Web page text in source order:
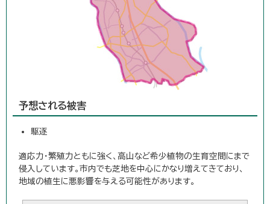
予想される被害
駆逐
適応力・繁殖力ともに強く、高山など希少植物の生育空間にまで
侵入しています。市内でも芝地を中心にかなり増えてきており、
地域の植生に悪影響を与える可能性があります。